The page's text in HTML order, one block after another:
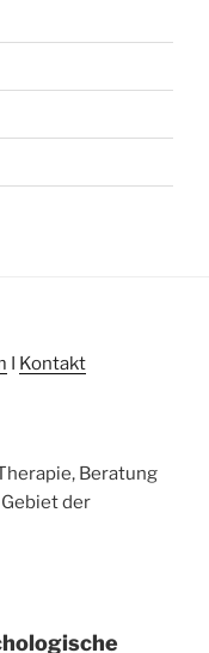
I Kontakt
Beratung
der